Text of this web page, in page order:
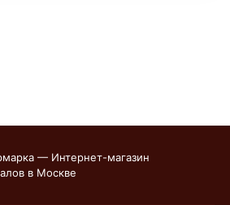
— Интернет-магазин
в Москве